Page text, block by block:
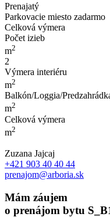
Prenajatý
Parkovacie miesto zadarmo
Celková výmera
Počet izieb
m2
2
Výmera interiéru
m2
Balkón/Loggia/
m2
Celková výmera
m2
Zuzana Jajcaj
+421 903 40 40 44
prenajom@arboria.sk
Mám záujem
o prenájom bytu